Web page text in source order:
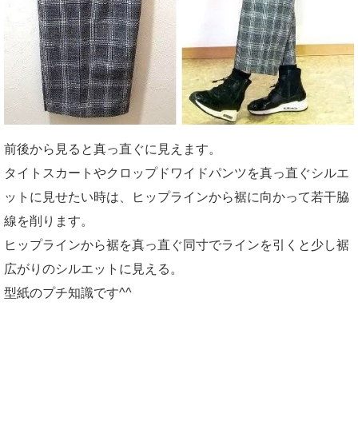
前後から見ると真っ直ぐに見えます。
タイトスカートやクロップドワイドパンツを真っ直ぐシルエ
ットに見せたい時は、ヒップラインから裾に向かって若干脇
線を削ります。
ヒップラインから裾を真っ直ぐ同寸でラインを引くと少し裾
広がりのシルエットに見える。
型紙のプチ知識です^^